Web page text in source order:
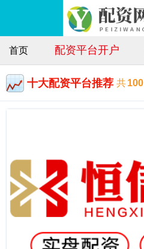
首页 配资平台开户
十大配资平台推荐 共100